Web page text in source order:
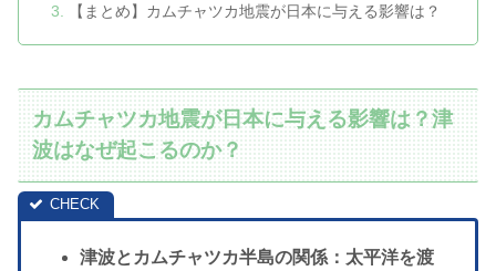
【まとめ】カムチャツカ地震が日本に与える影響は？
カムチャツカ地震が日本に与える影響は？津
波はなぜ起こるのか？
津波とカムチャツカ半島の関係：太平洋を渡